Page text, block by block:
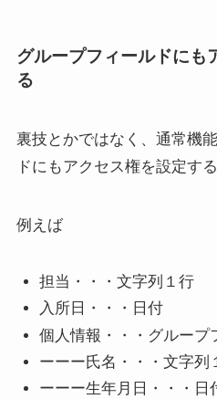
グループフィールドにも
る
裏技とかではなく、通常機
ドにもアクセス権を設定す
例えば
担当・・・文字列１行
入所日・・・日付
個人情報・・・グループ
ーーー氏名・・・文字列
ーーー生年月日・・・日